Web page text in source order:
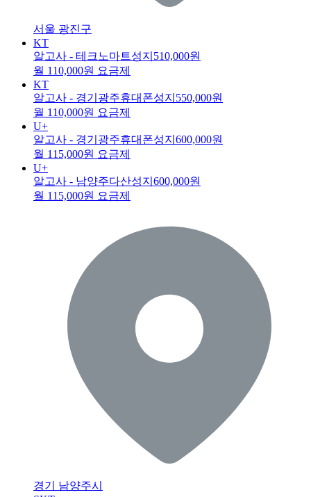
서울 광진구
KT
알고사 - 테크노마트성지 510,000원
월 110,000원 요금제
KT
알고사 - 경기광주휴대폰성지 550,000원
월 110,000원 요금제
U+
알고사 - 경기광주휴대폰성지 600,000원
월 115,000원 요금제
U+
알고사 - 남양주다산성지 600,000원
월 115,000원 요금제
경기 남양주시